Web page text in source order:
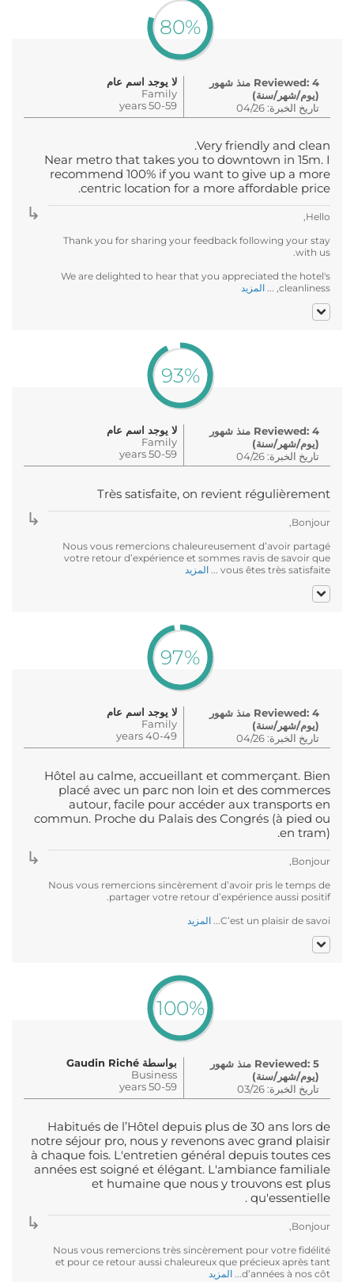
80%
لا يوجد اسم عام
Family
50-59 years
Reviewed: 4 منذ شهور
(يوم/شهر/سنة)
تاريخ الخبرة: 04/26
Very friendly and clean.
Near metro that takes you to downtown in 15m. I
recommend 100% if you want to give up a more
centric location for a more affordable price.
Hello,
Thank you for sharing your feedback following your stay
with us.
We are delighted to hear that you appreciated the hotel's
cleanliness, ...
المزيد
93%
لا يوجد اسم عام
Family
50-59 years
Reviewed: 4 منذ شهور
(يوم/شهر/سنة)
تاريخ الخبرة: 04/26
Très satisfaite, on revient régulièrement
Bonjour,
Nous vous remercions chaleureusement d’avoir partagé
votre retour d’expérience et sommes ravis de savoir que
vous êtes très satisfaite ...
المزيد
97%
لا يوجد اسم عام
Family
40-49 years
Reviewed: 4 منذ شهور
(يوم/شهر/سنة)
تاريخ الخبرة: 04/26
Hôtel au calme, accueillant et commerçant. Bien
placé avec un parc non loin et des commerces
autour, facile pour accéder aux transports en
commun. Proche du Palais des Congrés (à pied ou
en tram).
Bonjour,
Nous vous remercions sincèrement d’avoir pris le temps de
partager votre retour d’expérience aussi positif.
C’est un plaisir de savoi...
المزيد
100%
بواسطة Gaudin Riché
Business
50-59 years
Reviewed: 5 منذ شهور
(يوم/شهر/سنة)
تاريخ الخبرة: 03/26
Habitués de l’Hôtel depuis plus de 30 ans lors de
notre séjour pro, nous y revenons avec grand plaisir
à chaque fois. L'entretien général depuis toutes ces
années est soigné et élégant. L'ambiance familiale
et humaine que nous y trouvons est plus
qu'essentielle .
Bonjour,
Nous vous remercions très sincèrement pour votre fidélité
et pour ce retour aussi chaleureux que précieux après tant
d’années à nos côt...
المزيد